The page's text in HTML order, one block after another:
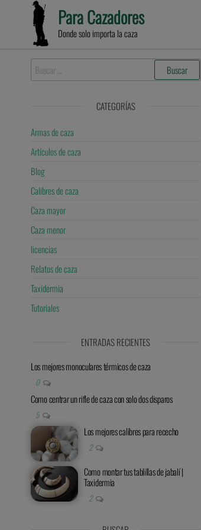
Para Cazadores
Donde solo importa la caza
CATEGORÍAS
Armas de caza
Artículos de caza
Blog
Calibres de caza
Caza mayor
Caza menor
licencias
Relatos de caza
Taxidermia
Tutoriales
ENTRADAS RECIENTES
Los mejores monoculares térmicos de caza
0
Como centrar un rifle de caza con solo dos disparos
5
Los mejores calibres para rececho
2
Como montar tus tablillas de jabalí |
Taxidermia
2